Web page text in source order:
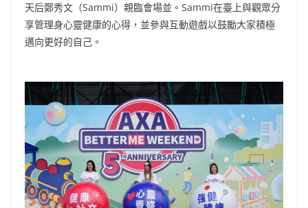
天后鄭秀文（Sammi）親臨會場並。Sammi在臺上與觀眾分
享管理身心靈健康的心得，並參與互動遊戲以鼓勵大家積極
邁向更好的自己。